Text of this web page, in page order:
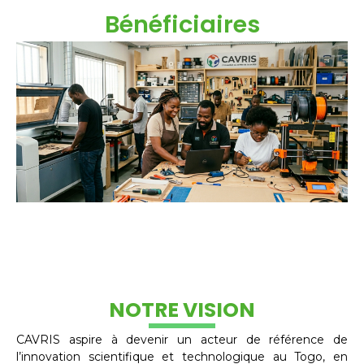
Bénéficiaires
Étudiants Néo-diplômés Doctorants
Chercheurs
Innovateurs
Entreprises acteurs sociaux.
NOTRE VISION
CAVRIS aspire à devenir un acteur de référence de
l’innovation scientifique et technologique au Togo, en